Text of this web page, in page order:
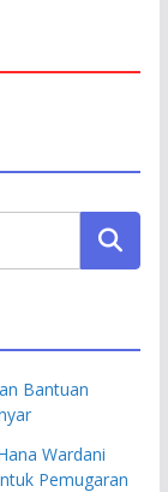
Bantuan
Wardani
Pemugaran